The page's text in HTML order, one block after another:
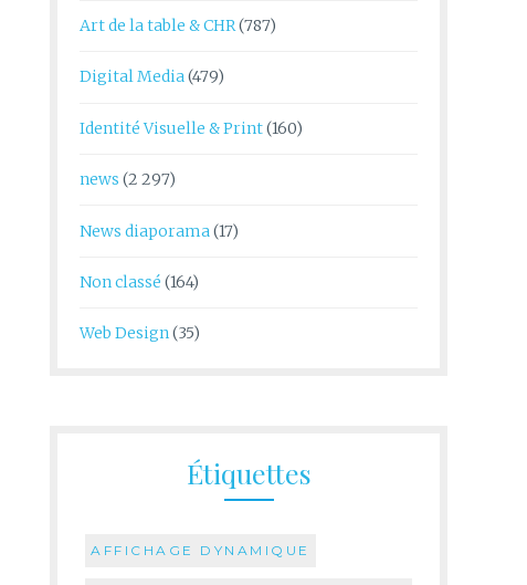
Art de la table & CHR(787)
Digital Media(479)
Identité Visuelle & Print(160)
news (2 297)
News diaporama(17)
Non classé (164)
Web Design(35)
Étiquettes
AFFICHAGE DYNAMIQUE